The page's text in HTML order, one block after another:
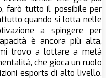
farò tutto il possibile per
quando si lotta nelle
a spingere per
è ancora più alta,
trovo a lottare a metà
che gioca un ruolo
esports di alto livello.